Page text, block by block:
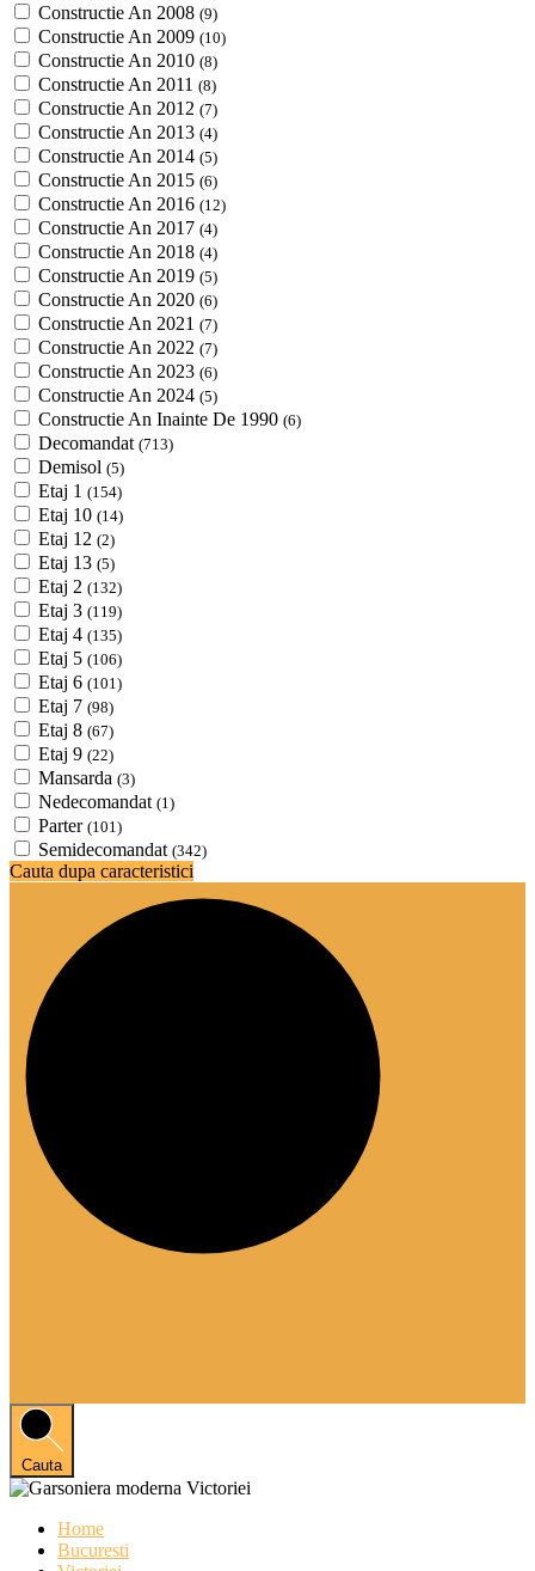
Constructie An 2008 (9)
Constructie An 2009 (10)
Constructie An 2010 (8)
Constructie An 2011 (8)
Constructie An 2012 (7)
Constructie An 2013 (4)
Constructie An 2014 (5)
Constructie An 2015 (6)
Constructie An 2016 (12)
Constructie An 2017 (4)
Constructie An 2018 (4)
Constructie An 2019 (5)
Constructie An 2020 (6)
Constructie An 2021 (7)
Constructie An 2022 (7)
Constructie An 2023 (6)
Constructie An 2024 (5)
Constructie An Inainte De 1990 (6)
Decomandat (713)
Demisol (5)
Etaj 1 (154)
Etaj 10 (14)
Etaj 12 (2)
Etaj 13 (5)
Etaj 2 (132)
Etaj 3 (119)
Etaj 4 (135)
Etaj 5 (106)
Etaj 6 (101)
Etaj 7 (98)
Etaj 8 (67)
Etaj 9 (22)
Mansarda (3)
Nedecomandat (1)
Parter (101)
Semidecomandat (342)
Cauta dupa caracteristici
Cauta
Home
Bucuresti